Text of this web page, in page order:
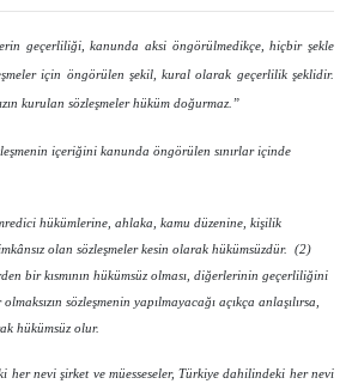
geçerliliği, kanunda aksi öngörülmedikçe, hiçbir şekle
için öngörülen şekil, kural olarak geçerlilik şeklidir.
kurulan sözleşmeler hüküm doğurmaz.”
içeriğini kanunda öngörülen sınırlar içinde
hükümlerine, ahlaka, kamu düzenine, kişilik
olan sözleşmeler kesin olarak hükümsüzdür. (2)
bir kısmının hükümsüz olması, diğerlerinin geçerliliğini
sözleşmenin yapılmayacağı açıkça anlaşılırsa,
hükümsüz olur.
her nevi şirket ve müesseseler, Türkiye dahilindeki her nevi